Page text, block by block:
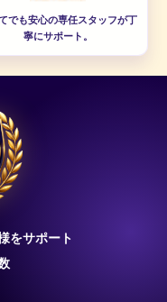
でも安心の専任スタッフが丁
寧にサポート。
をサポート